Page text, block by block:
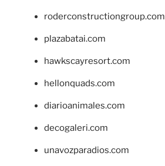
roderconstructiongroup.com
plazabatai.com
hawkscayresort.com
hellonquads.com
diarioanimales.com
decogaleri.com
unavozparadios.com